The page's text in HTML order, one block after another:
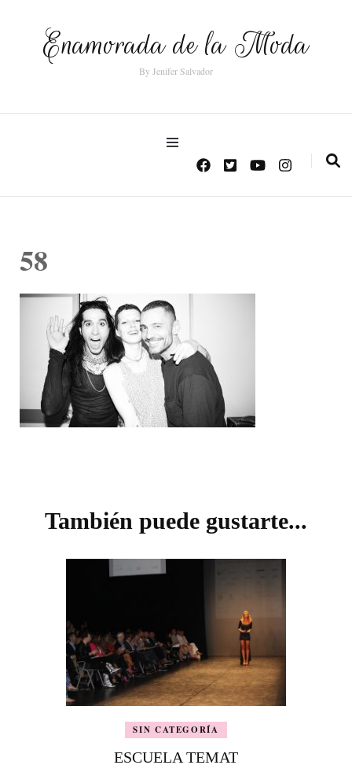
Enamorada de la Moda
By Jenifer Salvador
58
entradas
También puede gustarte...
SIN CATEGORÍA
ESCUELA TEMAT